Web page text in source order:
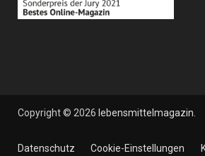
Copyright © 2026 lebensmittelmagazin
Datenschutz Cookie-Einstellungen